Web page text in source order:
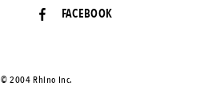
FACEBOOK
©️ 2004 Rhino Inc.